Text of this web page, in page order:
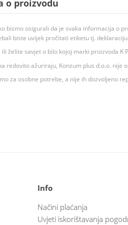
o proizvodu
bismo osigurali da je svaka informacija o
biste uvijek pročitati etiketu tj.
želite savjet o bilo kojoj marki proizvoda
redovito ažuriraju, Konzum plus d.o.o.
za osobne potrebe, a nije ih dozvoljeno
Info
Načini plaćanja
Uvjeti iskorištavanja